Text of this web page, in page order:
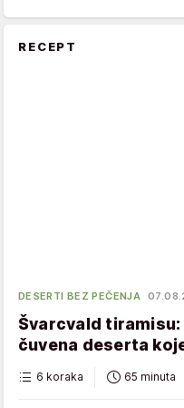
RECEPT
DESERTI BEZ PEČENJA
Švarcvald
čuvena deserta
6 koraka 65 minuta